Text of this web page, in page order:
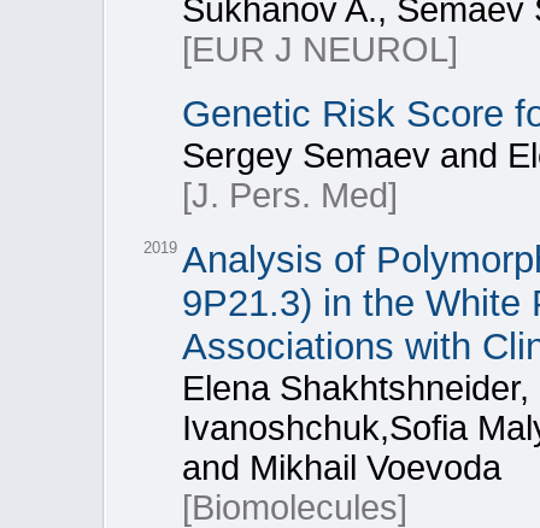
Sukhanov A., Semaev
[EUR J NEUROL]
Genetic Risk Score
Sergey Semaev and
[J. Pers. Med]
2019 Analysis of
9P21.3) in the White
Associations with
Elena
Ivanoshchuk,Sofia
and Mikhail Voevoda
[Biomolecules]